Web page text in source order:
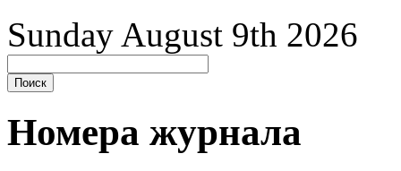
Sunday August 9th 2026
Номера журнала